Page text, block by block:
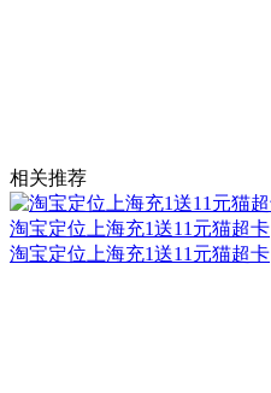
相关推荐
淘宝定位上海充1送11元猫超卡
淘宝定位上海充1送11元猫超卡